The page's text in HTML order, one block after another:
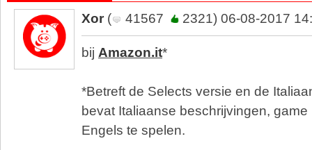
Xor ( 41567 2321) 06-08-2017
bij Amazon.it*
*Betreft de Selects versie en de
bevat Italiaanse beschrijvingen,
Engels te spelen.